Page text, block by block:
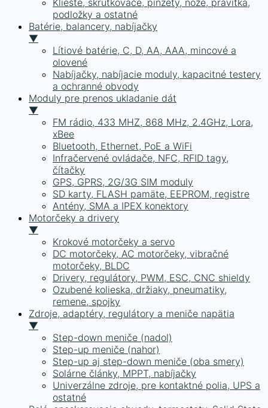
Kliešte, skrutkovače, pinzety, nože, pravítka,
podložky a ostatné
Batérie, balancery, nabíjačky
▼
Lítiové batérie, C, D, AA, AAA, mincové a
olovené
Nabíjačky, nabíjacie moduly, kapacitné testery
a ochranné obvody
Moduly pre prenos ukladanie dát
▼
FM rádio, 433 MHZ, 868 MHz, 2.4GHz, Lora,
xBee
Bluetooth, Ethernet, PoE a WiFi
Infračervené ovládače, NFC, RFID tagy,
čítačky
GPS, GPRS, 2G/3G SIM moduly
SD karty, FLASH pamäte, EEPROM, registre
Antény, SMA a IPEX konektory
Motorčeky a drivery
▼
Krokové motorčeky a servo
DC motorčeky, AC motorčeky, vibračné
motorčeky, BLDC
Drivery, regulátory, PWM, ESC, CNC shieldy
Ozubené kolieska, držiaky, pneumatiky,
remene, spojky
Zdroje, adaptéry, regulátory a meniče napätia
▼
Step-down meniče (nadol)
Step-up meniče (nahor)
Step-up aj step-down meniče (oba smery)
Solárne články, MPPT, nabíjačky
Univerzálne zdroje, pre kontaktné polia, UPS a
ostatné